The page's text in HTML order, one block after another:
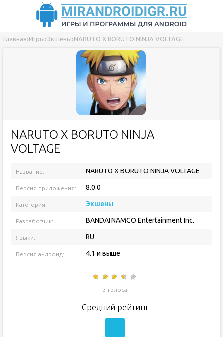
Главная›Игры›Экшены›NARUTO X BORUTO NINJA VOLTAGE
NARUTO X BORUTO NINJA
VOLTAGE
Название: NARUTO X BORUTO NINJA VOLTAGE
Версия приложения: 8.0.0
Категория: Экшены
Разработчик: BANDAI NAMCO Entertainment Inc.
Языки: RU
Версия андроид: 4.1 и выше
3 голоса
Средний рейтинг